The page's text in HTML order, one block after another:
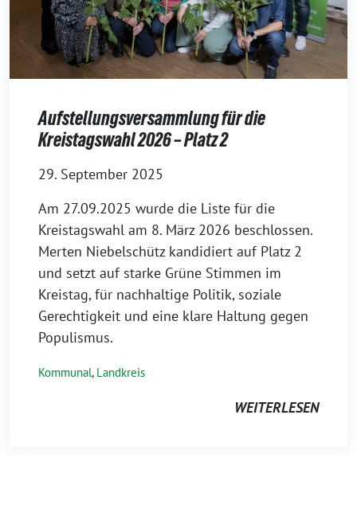
Aufstellungsversammlung für die
Kreistagswahl 2026 – Platz 2
29. September 2025
Am 27.09.2025 wurde die Liste für die
Kreistagswahl am 8. März 2026 beschlossen.
Merten Niebelschütz kandidiert auf Platz 2
und setzt auf starke Grüne Stimmen im
Kreistag, für nachhaltige Politik, soziale
Gerechtigkeit und eine klare Haltung gegen
Populismus.
Kommunal, Landkreis
WEITERLESEN